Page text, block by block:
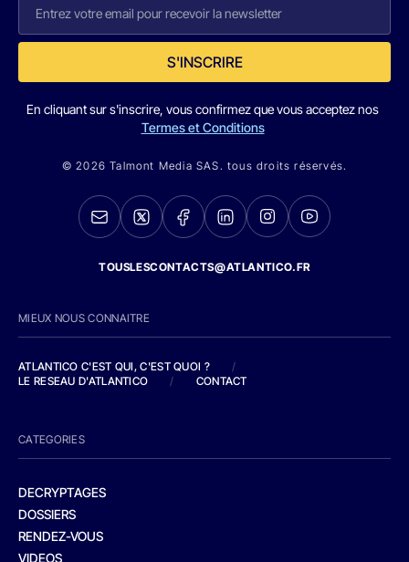
S'INSCRIRE
En cliquant sur s'inscrire, vous confirmez que vous acceptez nos
Termes et Conditions
© 2026 Talmont Media SAS. tous droits réservés.
TOUSLESCONTACTS@ATLANTICO.FR
MIEUX NOUS CONNAITRE
ATLANTICO C'EST QUI, C'EST QUOI ?
/
LE RESEAU D'ATLANTICO
/ CONTACT
CATEGORIES
DECRYPTAGES
DOSSIERS
RENDEZ-VOUS
VIDEOS